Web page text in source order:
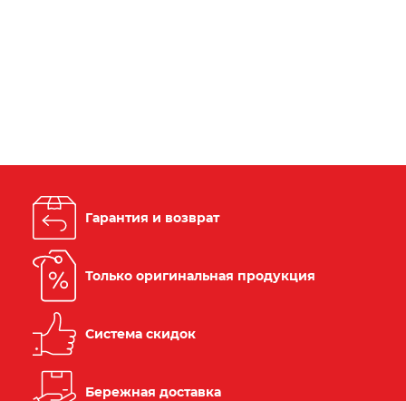
Гарантия и возврат
Только оригинальная продукция
Система скидок
Бережная доставка